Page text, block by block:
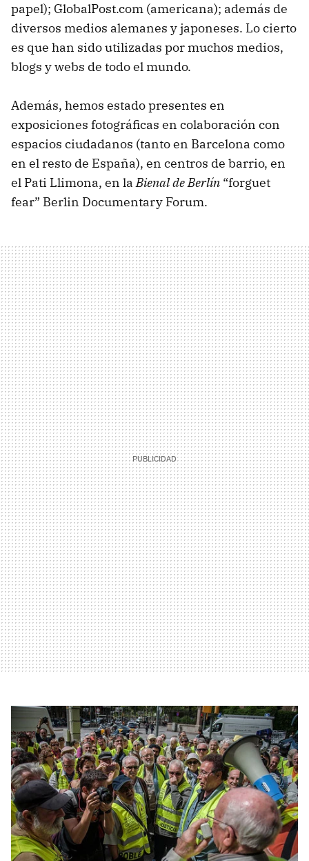
papel); GlobalPost.com (americana); además de
diversos medios alemanes y japoneses. Lo cierto
es que han sido utilizadas por muchos medios,
blogs y webs de todo el mundo.
Además, hemos estado presentes en
exposiciones fotográficas en colaboración con
espacios ciudadanos (tanto en Barcelona como
en el resto de España), en centros de barrio, en
el Pati Llimona, en laBienal de Berlín “forguet
fear” Berlin Documentary Forum.